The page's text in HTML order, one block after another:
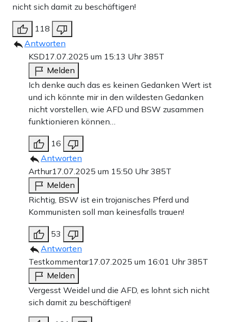
nicht sich damit zu beschäftigen!
118
Antworten
KSD17.07.2025 um 15:13 Uhr385T
Melden
Ich denke auch das es keinen Gedanken Wert ist
und ich könnte mir in den wildesten Gedanken
nicht vorstellen, wie AFD und BSW zusammen
funktionieren können…
16
Antworten
Arthur17.07.2025 um 15:50 Uhr385T
Melden
Richtig, BSW ist ein trojanisches Pferd und
Kommunisten soll man keinesfalls trauen!
53
Antworten
Testkommentar17.07.2025 um 16:01 Uhr385T
Melden
Vergesst Weidel und die AFD, es lohnt sich nicht
sich damit zu beschäftigen!